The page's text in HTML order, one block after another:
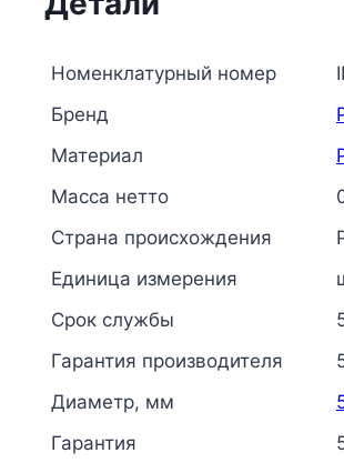
Номенклатурный номер
Бренд
Материал
Масса нетто
Страна происхождения
Единица измерения
Срок службы
Гарантия производителя
Диаметр, мм
Гарантия